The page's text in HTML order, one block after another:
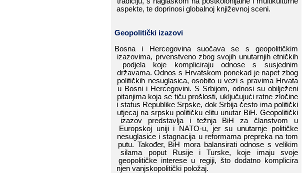
aspekte,​​ te​​ doprinosi​​ globalnoj​​ književnoj​​ sceni.
Geopolitički​​ izazovi
Bosna​​ i​​ Hercegovina​​ suočava​​ se​​ s​​ geopolitičkim​​
izazovima,​​ prvenstveno​​ zbog​​ svojih​​ unutarnjih​​ etničkih​​
podjela​​ koje​​ kompliciraju​​ odnose​​ s​​ susjednim​​
državama.​​ Odnos​​ s​​ Hrvatskom​​ ponekad​​ je​​ napet​​ zbog​​
političkih​​ nesuglasica,​​ osobito​​ u​​ vezi​​ s​​ pravima​​ Hrvata​​
u​​ Bosni​​ i​​ Hercegovini.​​ S​​ Srbijom,​​ odnosi​​ su​​ obilježeni​​
pitanjima​​ koja​​ se​​ tiču​​ prošlosti,​​ uključujući​​ ratne​​ zločine​​
i​​ status​​ Republike​​ Srpske,​​ dok​​ Srbija​​ često​​ ima​​ politički​​
utjecaj​​ na​​ srpsku​​ političku​​ elitu​​ unutar​​ BiH.​​ Geopolitički​​
izazov​​ predstavlja​​ i​​ težnja​​ BiH​​ za​​ članstvom​​ u​​
Europskoj​​ uniji​​ i​​ NATO-u,​​ jer​​ su​​ unutarnje​​ političke​​
nesuglasice​​ i​​ stagnacija​​ u​​ reformama​​ prepreka​​ na​​ tom​​
putu.​​ Također,​​ BiH​​ mora​​ balansirati​​ odnose​​ s​​ velikim​​
silama​​ poput​​ Rusije​​ i​​ Turske,​​ koje​​ imaju​​ svoje​​
geopolitičke​​ interese​​ u​​ regiji,​​ što​​ dodatno​​ komplicira​​
njen​​ vanjskopolitički​​ položaj.